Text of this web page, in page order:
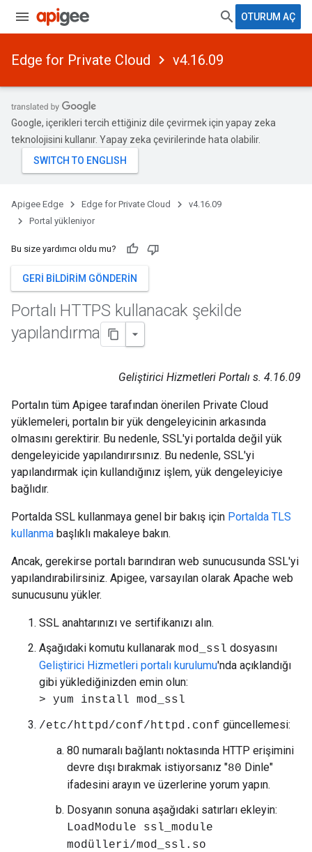
OTURUM AÇ
Edge for Private Cloud v4.16.09
Google, içerikleri tercih ettiğiniz dile çevirmek için yapay zeka
teknolojisini kullanır. Yapay zeka çevirilerinde hata olabilir.
Apigee Edge Edge for Private Cloud
v4.16.09
Portal yükleniyor
Bu size yardımcı oldu mu?
GERI BILDIRIM GÖNDERIN
Portalı HTTPS kullanacak şekilde
yapılandırma
Geliştirici Hizmetleri Portalı s. 4.16.09
Portalın tüm Apigee tarafından önerilen Private Cloud
yüklemeleri, portalın bir yük dengeleyicinin arkasında
olmasını gerektirir. Bu nedenle, SSL'yi portalda değil yük
dengeleyicide yapılandırırsınız. Bu nedenle, SSL'yi
yapılandırmak için kullandığınız işlem, yük dengeleyiciye
bağlıdır.
Portalda SSL kullanmaya genel bir bakış için Portalda TLS
kullanma başlıklı makaleye bakın.
Ancak, gerekirse portalı barındıran web sunucusunda SSL'yi
yapılandırabilirsiniz. Apigee, varsayılan olarak Apache web
sunucusunu yükler.
SSL anahtarınızı ve sertifikanızı alın.
Aşağıdaki komutu kullanarak mod_ssl dosyasını
Geliştirici Hizmetleri portalı kurulumu'nda açıklandığı
gibi yüklediğinizden emin olun:
> yum install mod_ssl
/etc/httpd/conf/httpd.conf güncellemesi:
80 numaralı bağlantı noktasında HTTP erişimini
devre dışı bırakmak istiyorsanız "80 Dinle"
ifadesini arayın ve üzerlerine yorum yapın.
Dosyanın sonuna aşağıdaki satırları ekleyin:
LoadModule ssl_module
modülleri/mod_ssl.so